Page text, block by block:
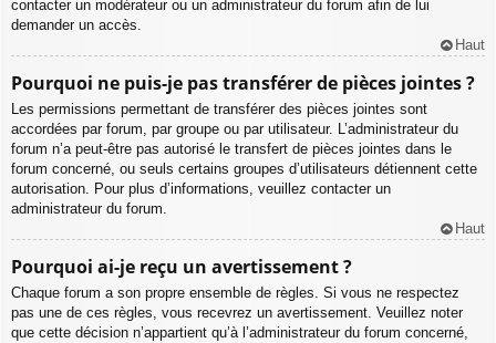
contacter un modérateur ou un administrateur du forum afin de lui
demander un accès.
Haut
Pourquoi ne puis-je pas transférer de pièces jointes ?
Les permissions permettant de transférer des pièces jointes sont
accordées par forum, par groupe ou par utilisateur. L’administrateur du
forum n’a peut-être pas autorisé le transfert de pièces jointes dans le
forum concerné, ou seuls certains groupes d’utilisateurs détiennent cette
autorisation. Pour plus d’informations, veuillez contacter un
administrateur du forum.
Haut
Pourquoi ai-je reçu un avertissement ?
Chaque forum a son propre ensemble de règles. Si vous ne respectez
pas une de ces règles, vous recevrez un avertissement. Veuillez noter
que cette décision n’appartient qu’à l’administrateur du forum concerné,